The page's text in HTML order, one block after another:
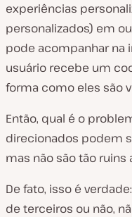
experiências
personalizados) em
pode acompanhar na
usuário recebe um
forma como eles são
Então, qual é o
direcionados podem
mas não são tão ruins
De fato, isso é
de terceiros ou não,